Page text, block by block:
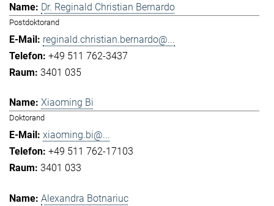
Dr. Reginald Christian Bernardo
Postdoktorand
reginald.christian.bernardo@...
+49 511 762-3437
3401 035
Xiaoming Bi
Doktorand
xiaoming.bi@...
+49 511 762-17103
3401 033
Alexandra Botnariuc